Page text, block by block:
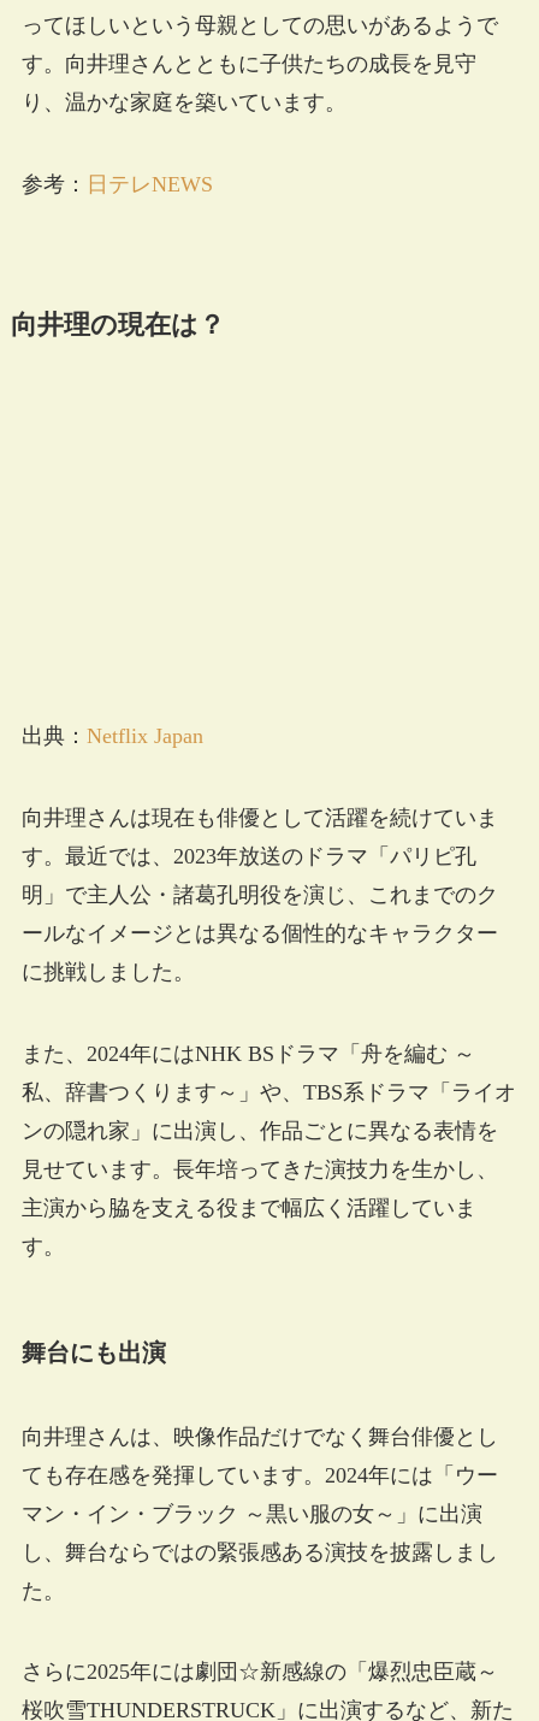
ってほしいという母親としての思いがあるようで
す。向井理さんとともに子供たちの成長を見守
り、温かな家庭を築いています。
参考： 日テレNEWS
向井理の現在は？
出典： Netflix Japan
向井理さんは現在も俳優として活躍を続けていま
す。最近では、2023年放送のドラマ「パリピ孔
明」で主人公・諸葛孔明役を演じ、これまでのク
ールなイメージとは異なる個性的なキャラクター
に挑戦しました。
また、2024年にはNHK BSドラマ「舟を編む ～
私、辞書つくります～」や、TBS系ドラマ「ライオ
ンの隠れ家」に出演し、作品ごとに異なる表情を
見せています。長年培ってきた演技力を生かし、
主演から脇を支える役まで幅広く活躍していま
す。
舞台にも出演
向井理さんは、映像作品だけでなく舞台俳優とし
ても存在感を発揮しています。2024年には「ウー
マン・イン・ブラック ～黒い服の女～」に出演
し、舞台ならではの緊張感ある演技を披露しまし
た。
さらに2025年には劇団☆新感線の「爆烈忠臣蔵～
桜吹雪THUNDERSTRUCK」に出演するなど、新た